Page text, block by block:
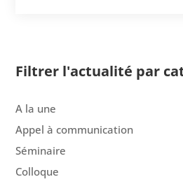
Filtrer l'actualité par
A la une
Appel à communication
Séminaire
Colloque